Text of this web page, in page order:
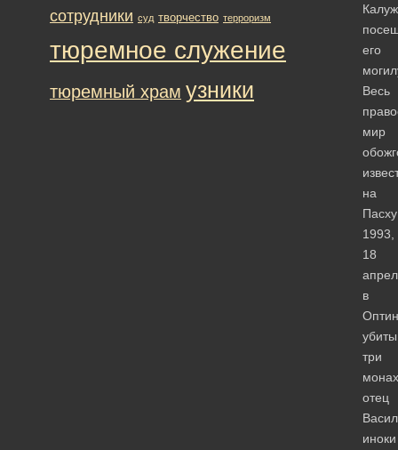
его
Весь
мир
на
Пасху
1993,
18
в
убиты
три
отец
иноки
сотрудники суд творчество терроризм
тюремное служение
тюремный храм узники